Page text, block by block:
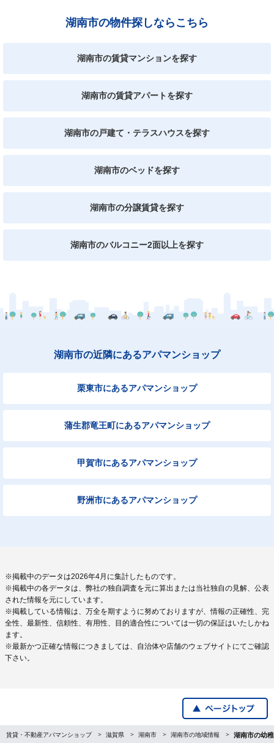
湖南市の物件探しならこちら
湖南市の賃貸マンションを探す
湖南市の賃貸アパートを探す
湖南市の戸建て・テラスハウスを探す
湖南市のベッドを探す
湖南市の分譲賃貸を探す
湖南市のバルコニー2面以上を探す
湖南市の近隣にあるアパマンショップ
栗東市にあるアパマンショップ
蒲生郡竜王町にあるアパマンショップ
甲賀市にあるアパマンショップ
野洲市にあるアパマンショップ
※掲載中のデータは2026年4月に集計したものです。
※掲載中の各データは、弊社の独自調査を元に算出または当社独自の見解、公表
された情報を元にしています。
※掲載している情報は、万全を期すように努めておりますが、情報の正確性、完
全性、最新性、信頼性、有用性、目的適合性については一切の保証はいたしかね
ます。
※最新かつ正確な情報につきましては、自治体や店舗のウェブサイトにてご確認
下さい。
賃貸・不動産アパマンショップ 滋賀県 湖南市 湖南市の地域情報 湖南市の幼